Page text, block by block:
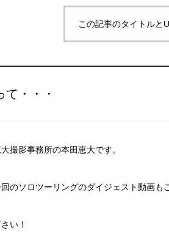
この記事のタイトルと
て・・・
撮影事務所の本田恵大です。
のソロツーリングのダイジェスト動画も
い！